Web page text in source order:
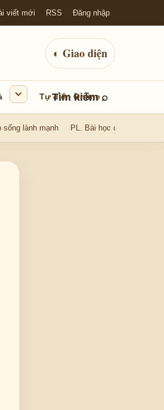
viết mới RSS Đăng nhập
◐ Giao diện
Tự điển Online
Tìm kiếm⌕
sống lành mạnh PL. Bài học cuộc sống